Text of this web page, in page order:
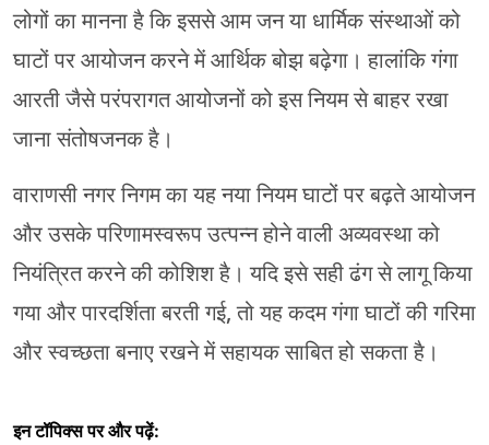
लोगों का मानना है कि इससे आम जन या धार्मिक संस्थाओं को
घाटों पर आयोजन करने में आर्थिक बोझ बढ़ेगा। हालांकि गंगा
आरती जैसे परंपरागत आयोजनों को इस नियम से बाहर रखा
जाना संतोषजनक है।
वाराणसी नगर निगम का यह नया नियम घाटों पर बढ़ते आयोजन
और उसके परिणामस्वरूप उत्पन्न होने वाली अव्यवस्था को
नियंत्रित करने की कोशिश है। यदि इसे सही ढंग से लागू किया
गया और पारदर्शिता बरती गई, तो यह कदम गंगा घाटों की गरिमा
और स्वच्छता बनाए रखने में सहायक साबित हो सकता है।
इन टॉपिक्स पर और पढ़ें: